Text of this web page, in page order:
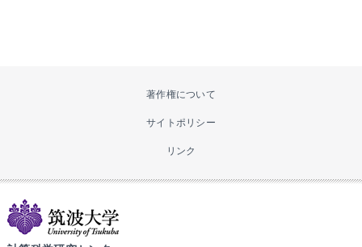
著作権について
サイトポリシー
リンク